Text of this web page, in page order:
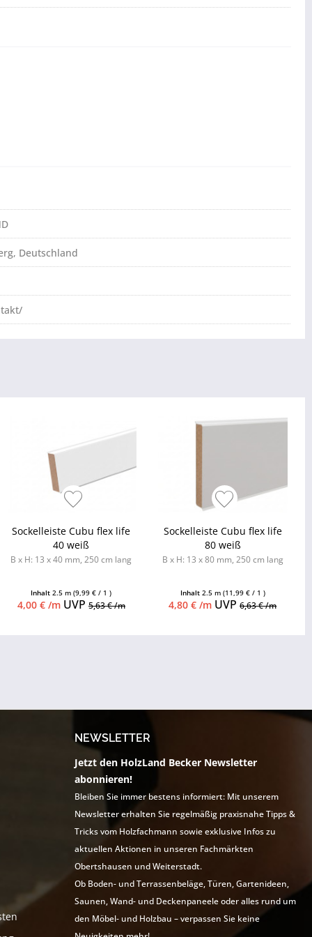
Deutschland
Sockelleiste Cubu flex life
40 weiß
B x H: 13 x 40 mm, 250 cm lang
Inhalt2.5 m(9,99 € / 1 )
4,00 € /mUVP 5,63 € /m
Sockelleiste Cubu flex life
80 weiß
B x H: 13 x 80 mm, 250 cm lang
Inhalt 2.5 m (11,99 € / 1 )
4,80 € /m UVP6,63 € /m
NEWSLETTER
Jetzt den HolzLand Becker Newsletter
abonnieren!
Bleiben Sie immer bestens informiert: Mit unserem
Newsletter erhalten Sie regelmäßig praxisnahe Tipps &
Tricks vom Holzfachmann sowie exklusive Infos zu
aktuellen Aktionen in unseren Fachmärkten
Obertshausen und Weiterstadt.
Ob Boden- und Terrassenbeläge, Türen, Gartenideen,
Saunen, Wand- und Deckenpaneele oder alles rund um
den Möbel- und Holzbau – verpassen Sie keine